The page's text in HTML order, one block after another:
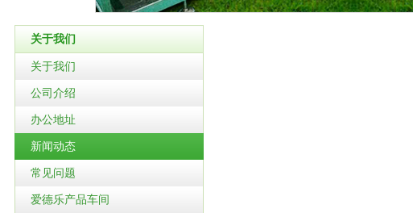
关于我们
关于我们
公司介绍
办公地址
新闻动态
常见问题
爱德乐产品车间